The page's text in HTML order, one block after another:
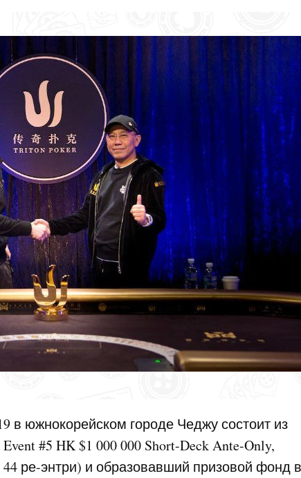
в южнокорейском городе Чеджу состоит из
#5 HK $1 000 000 Short-Deck Ante-Only,
ре-энтри) и образовавший призовой фонд в